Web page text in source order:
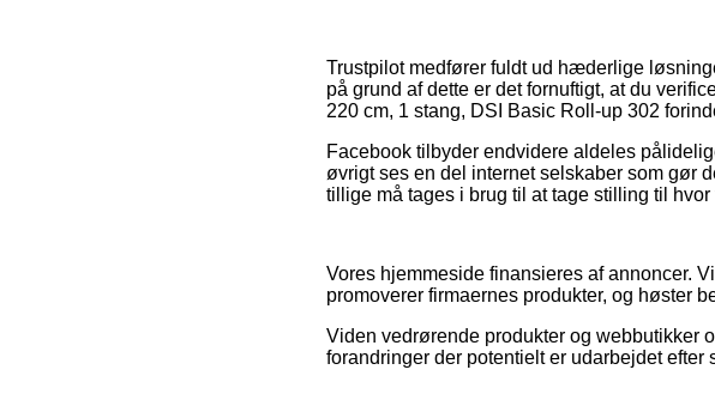
Trustpilot medfører fuldt ud hæderlige
på grund af dette er det fornuftigt, at du
220 cm, 1 stang, DSI Basic Roll-up 302
Facebook tilbyder endvidere aldeles
øvrigt ses en del internet selskaber som gør
tillige må tages i brug til at tage stilling til
Vores hjemmeside finansieres af annoncer.
promoverer firmaernes produkter, og høster
Viden vedrørende produkter og webbutikker
forandringer der potentielt er udarbejdet